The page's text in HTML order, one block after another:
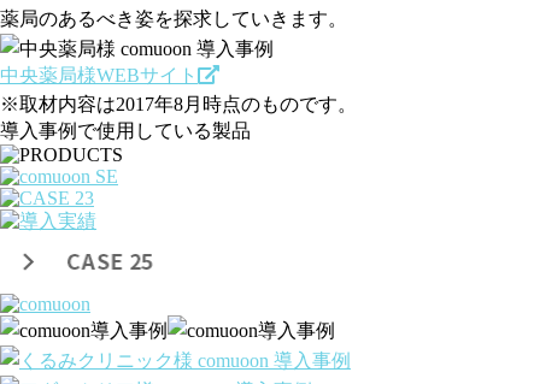
薬局のあるべき姿を探求していきます。
中央薬局様WEBサイト
※取材内容は2017年8月時点のものです。
導入事例で使用している製品